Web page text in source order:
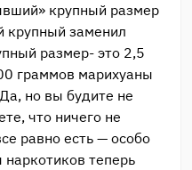
крупный размер
крупный заменил
размер- это 2,5
граммов марихуаны
но вы будите не
что ничего не
равно есть — особо
теперь